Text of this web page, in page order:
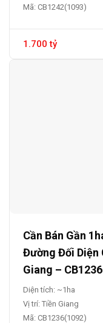
Mã: CB1242(1093)
1.700 tỷ
Cần Bán Gần
Đường Đối Diện
Giang –
Diện tích: ~1ha
Vị trí: Tiền Giang
Mã: CB1236(1092)